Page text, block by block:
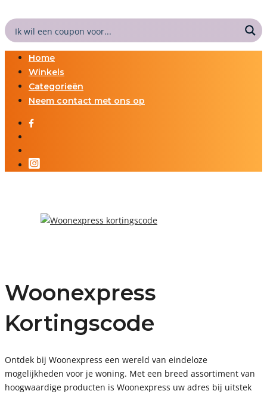
Home
Winkels
Categorieën
Neem contact met ons op
Woonexpress
Kortingscode
Ontdek bij Woonexpress een wereld van eindeloze
mogelijkheden voor je woning. Met een breed assortiment van
hoogwaardige producten is Woonexpress uw adres bij uitstek